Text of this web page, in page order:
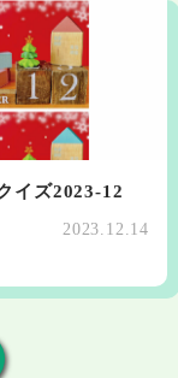
イズ2023-12
2023.12.14